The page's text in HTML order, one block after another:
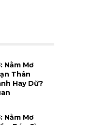
Nằm Mơ
Thân
Hay Dữ?
Nằm Mơ